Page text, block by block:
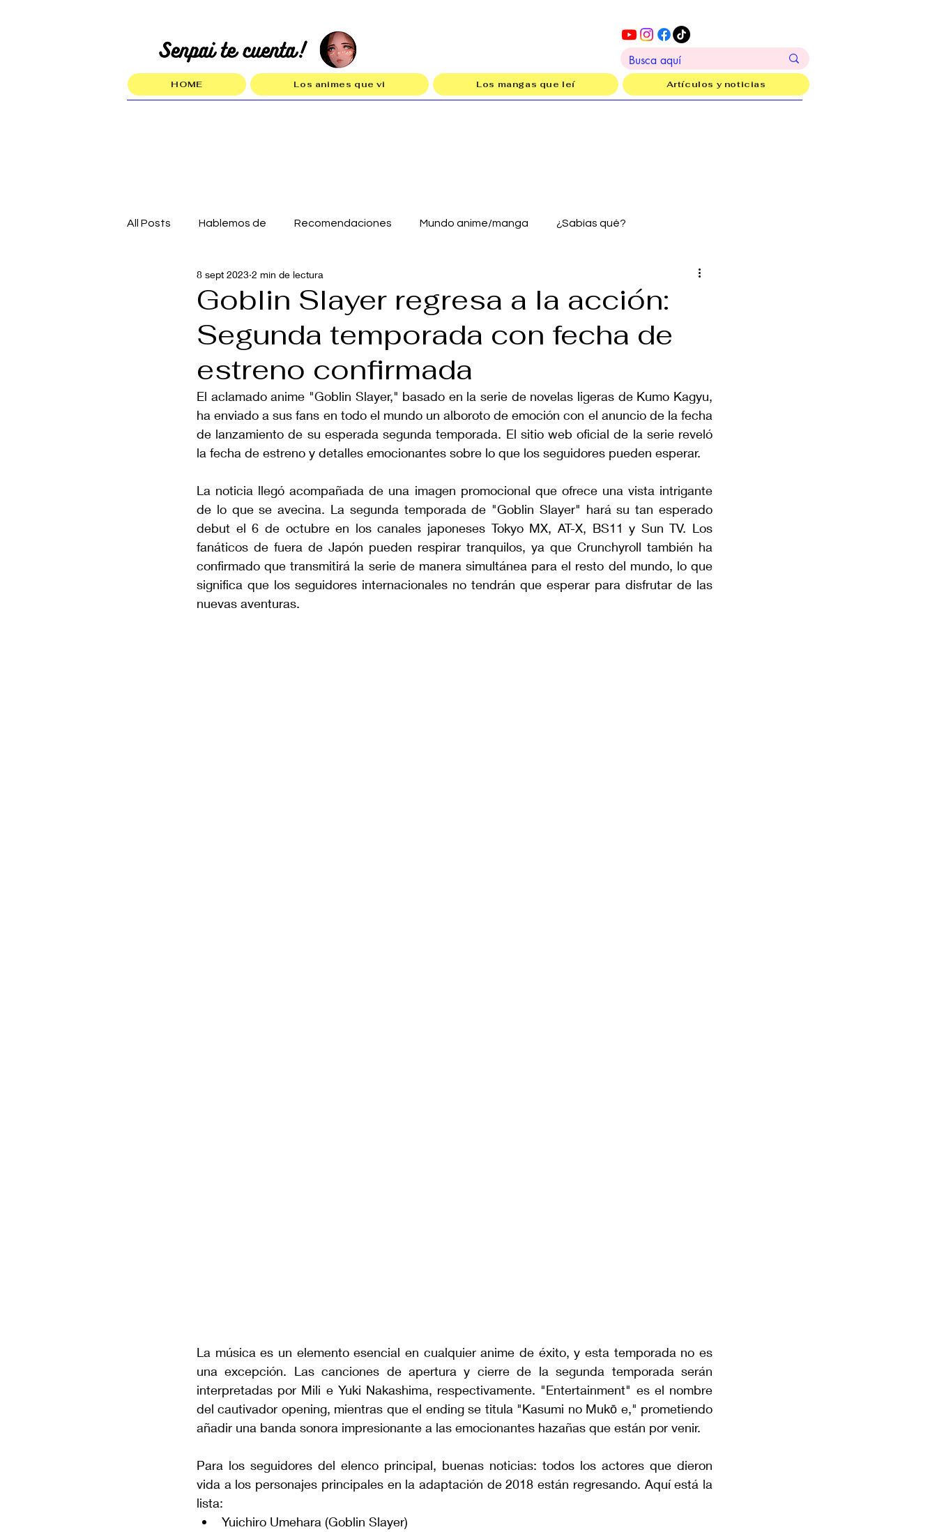
HOME Los animes que vi Los mangas que leí Artículos y noticias
All Posts Hablemos de Recomendaciones Mundo anime/manga ¿Sabías qué?
Goblin Slayer regresa a la acción:
Segunda temporada con fecha de
estreno confirmada
8 sept 2023 2 min de lectura
El aclamado anime "Goblin Slayer," basado en la serie de novelas ligeras de Kumo Kagyu,
ha enviado a sus fans en todo el mundo un alboroto de emoción con el anuncio de la fecha
de lanzamiento de su esperada segunda temporada. El sitio web oficial de la serie reveló
la fecha de estreno y detalles emocionantes sobre lo que los seguidores pueden esperar.
La noticia llegó acompañada de una imagen promocional que ofrece una vista intrigante
de lo que se avecina. La segunda temporada de "Goblin Slayer" hará su tan esperado
debut el 6 de octubre en los canales japoneses Tokyo MX, AT-X, BS11 y Sun TV. Los
fanáticos de fuera de Japón pueden respirar tranquilos, ya que Crunchyroll también ha
confirmado que transmitirá la serie de manera simultánea para el resto del mundo, lo que
significa que los seguidores internacionales no tendrán que esperar para disfrutar de las
nuevas aventuras.
La música es un elemento esencial en cualquier anime de éxito, y esta temporada no es
una excepción. Las canciones de apertura y cierre de la segunda temporada serán
interpretadas por Mili e Yuki Nakashima, respectivamente. "Entertainment" es el nombre
del cautivador opening, mientras que el ending se titula "Kasumi no Mukō e," prometiendo
añadir una banda sonora impresionante a las emocionantes hazañas que están por venir.
Para los seguidores del elenco principal, buenas noticias: todos los actores que dieron
vida a los personajes principales en la adaptación de 2018 están regresando. Aquí está la
lista:
Yuichiro Umehara (Goblin Slayer)